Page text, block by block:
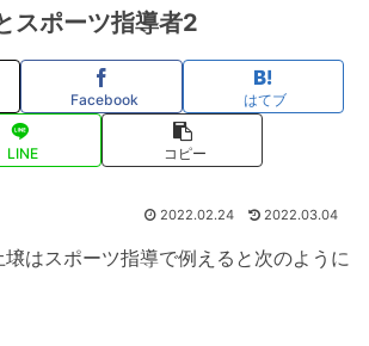
スポーツ指導者2
Facebook はてブ
LINE コピー
2022.02.24 2022.03.04
はスポーツ指導で例えると次のように